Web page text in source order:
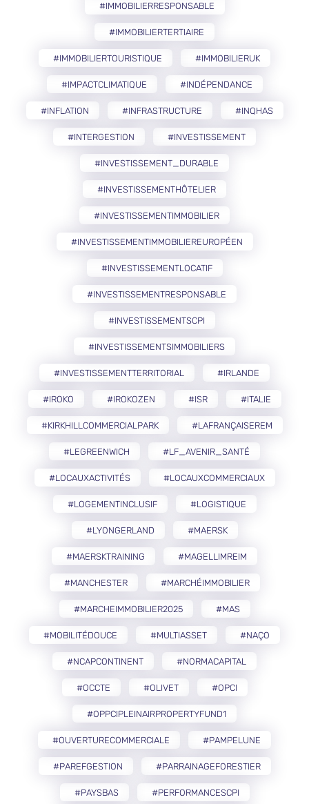
#IMMOBILIERRESPONSABLE
#IMMOBILIERTERTIAIRE
#IMMOBILIERTOURISTIQUE #IMMOBILIERUK
#IMPACTCLIMATIQUE #INDÉPENDANCE
#INFLATION #INFRASTRUCTURE #INQHAS
#INTERGESTION #INVESTISSEMENT
#INVESTISSEMENT_DURABLE
#INVESTISSEMENTHÔTELIER
#INVESTISSEMENTIMMOBILIER
#INVESTISSEMENTIMMOBILIEREUROPÉEN
#INVESTISSEMENTLOCATIF
#INVESTISSEMENTRESPONSABLE
#INVESTISSEMENTSCPI
#INVESTISSEMENTSIMMOBILIERS
#INVESTISSEMENTTERRITORIAL #IRLANDE
#IROKO #IROKOZEN #ISR #ITALIE
#KIRKHILLCOMMERCIALPARK #LAFRANÇAISEREM
#LEGREENWICH #LF_AVENIR_SANTÉ
#LOCAUXACTIVITÉS #LOCAUXCOMMERCIAUX
#LOGEMENTINCLUSIF #LOGISTIQUE
#LYONGERLAND #MAERSK
#MAERSKTRAINING #MAGELLIMREIM
#MANCHESTER #MARCHÉIMMOBILIER
#MARCHEIMMOBILIER2025 #MAS
#MOBILITÉDOUCE #MULTIASSET #NAÇO
#NCAPCONTINENT #NORMACAPITAL
#OCCTE #OLIVET #OPCI
#OPPCIPLEINAIRPROPERTYFUND1
#OUVERTURECOMMERCIALE #PAMPELUNE
#PAREFGESTION #PARRAINAGEFORESTIER
#PAYSBAS #PERFORMANCESCPI